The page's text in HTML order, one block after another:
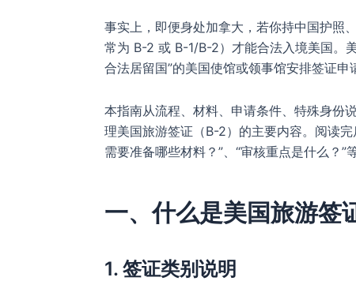
事实上，即便身处加拿大，若你持中国护照
常为 B-2 或 B-1/B-2）才能合法入境美国。
合法居留国”的美国使馆或领事馆安排签证申
本指南从流程、材料、申请条件、特殊身份
理美国旅游签证（B-2）的主要内容。阅读
需要准备哪些材料？”、“审核重点是什么？”
一、什么是美国旅游签
1. 签证类别说明